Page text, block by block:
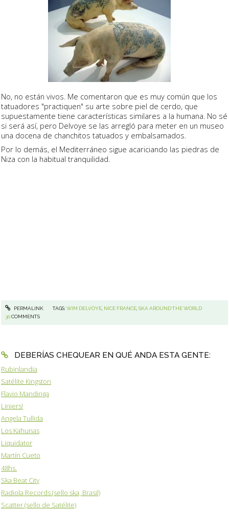
No, no están vivos. Me comentaron que es muy común que los
tatuadores "practiquen" su arte sobre piel de cerdo, que
supuestamente tiene características similares a la humana. No sé
si será así, pero Delvoye se las arregló para meter en un museo
una docena de chanchitos tatuados y embalsamados.
Por lo demás, el Mediterráneo sigue acariciando las piedras de
Niza con la habitual tranquilidad.
PERMALINK TAGS:WIM DELVOYE, NICE FRANCE, SKA AROUND THE WORLD
30COMMENTS
DEBERÍAS CHEQUEAR EN QUÉ ANDA ESTA GENTE:
Rubinlandia
Satélite Kingston
Flavio Mandinga
Liniers!
Angela Tullida
Los Kahunas
Liquidator
Martín Cueto
48hs.
Ska Beat City
Radiola Records (sello ska, Brasil)
Scatter (sello de Satélite)